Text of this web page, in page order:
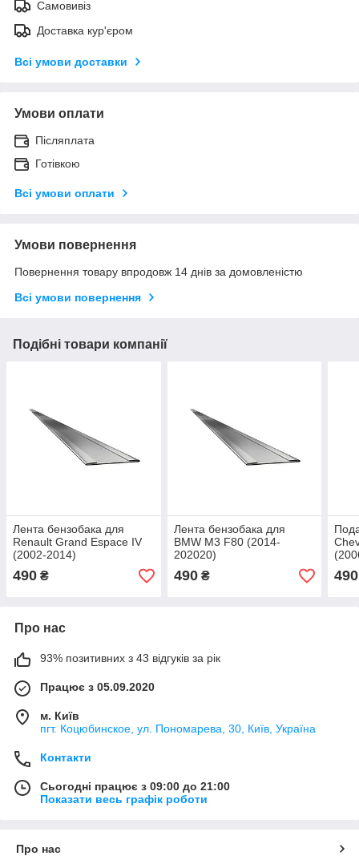
Самовивіз
Доставка кур'єром
Всі умови доставки
Умови оплати
Післяплата
Готівкою
Всі умови оплати
Умови повернення
Повернення товару впродовж 14 днів за домовленістю
Всі умови повернення
Подібні товари компанії
Лента бензобака для
Renault Grand Espace IV
(2002-2014)
490 ₴
Лента бензобака для
BMW M3 F80 (2014-
202020)
490₴ 490
Про нас
93% позитивних з 43 відгуків за рік
Працює з 05.09.2020
м. Київ
пгт. Коцюбинское, ул. Пономарева, 30, Київ, Україна
Контакти
Сьогодні працює з 09:00 до 21:00
Показати весь графік роботи
Про нас